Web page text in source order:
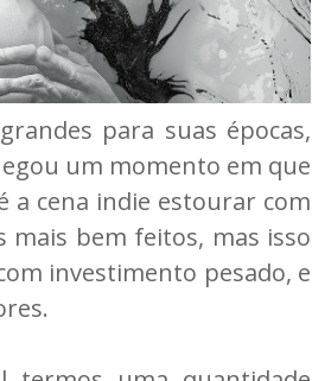
para suas épocas,
um momento em que
a cena indie estourar com
bem feitos, mas isso
investimento pesado, e